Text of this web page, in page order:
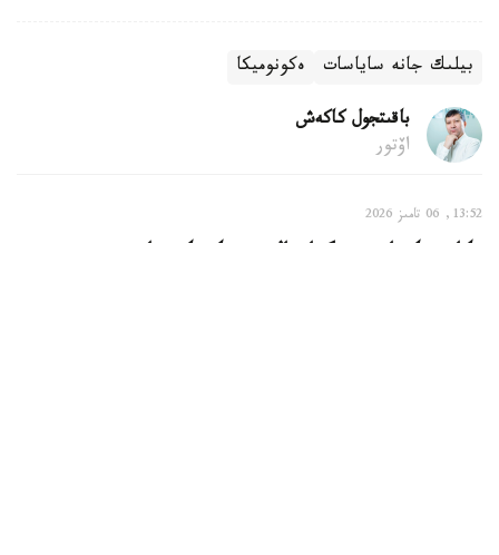
بيلىك جانە ساياسات ەكونوميكا
باقىتجول كاكەش
اۆتور
13:52, 06 تامىز 2026